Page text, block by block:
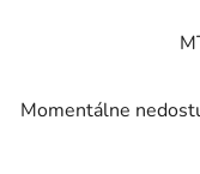
Momentálne